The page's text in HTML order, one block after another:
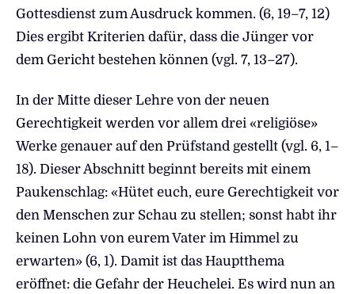
Gottesdienst zum Ausdruck kommen. (6, 19–7, 12)
Dies ergibt Kriterien dafür, dass die Jünger vor
dem Gericht bestehen können (vgl. 7, 13–27).
In der Mitte dieser Lehre von der neuen
Gerechtigkeit werden vor allem drei «religiöse»
Werke genauer auf den Prüfstand gestellt (vgl. 6, 1–
18). Dieser Abschnitt beginnt bereits mit einem
Paukenschlag: «Hütet euch, eure Gerechtigkeit vor
den Menschen zur Schau zu stellen; sonst habt ihr
keinen Lohn von eurem Vater im Himmel zu
erwarten» (6, 1). Damit ist das Hauptthema
eröffnet: die Gefahr der Heuchelei. Es wird nun an